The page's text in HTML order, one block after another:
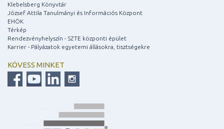
Klebelsberg Könyvtár
József Attila Tanulmányi és Információs Központ
EHÖK
Térkép
Rendezvényhelyszín - SZTE központi épület
Karrier - Pályázatok egyetemi állásokra, tisztségekre
KÖVESS MINKET